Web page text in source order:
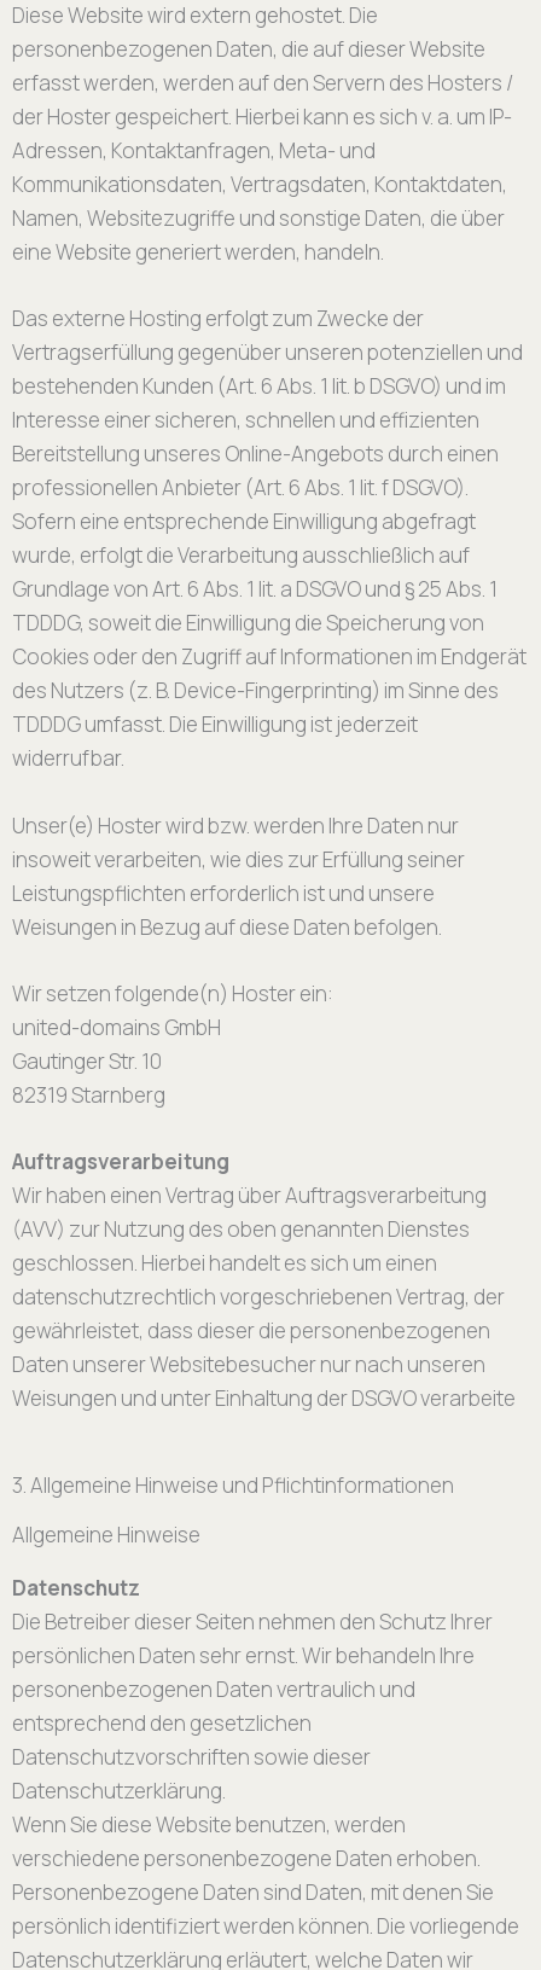
Diese Website wird extern gehostet. Die
personenbezogenen Daten, die auf dieser Website
erfasst werden, werden auf den Servern des Hosters /
der Hoster gespeichert. Hierbei kann es sich v. a. um IP-
Adressen, Kontaktanfragen, Meta- und
Kommunikationsdaten, Vertragsdaten, Kontaktdaten,
Namen, Websitezugriffe und sonstige Daten, die über
eine Website generiert werden, handeln.
Das externe Hosting erfolgt zum Zwecke der
Vertragserfüllung gegenüber unseren potenziellen und
bestehenden Kunden (Art. 6 Abs. 1 lit. b DSGVO) und im
Interesse einer sicheren, schnellen und effizienten
Bereitstellung unseres Online-Angebots durch einen
professionellen Anbieter (Art. 6 Abs. 1 lit. f DSGVO).
Sofern eine entsprechende Einwilligung abgefragt
wurde, erfolgt die Verarbeitung ausschließlich auf
Grundlage von Art. 6 Abs. 1 lit. a DSGVO und § 25 Abs. 1
TDDDG, soweit die Einwilligung die Speicherung von
Cookies oder den Zugriff auf Informationen im Endgerät
des Nutzers (z. B. Device-Fingerprinting) im Sinne des
TDDDG umfasst. Die Einwilligung ist jederzeit
widerrufbar.
Unser(e) Hoster wird bzw. werden Ihre Daten nur
insoweit verarbeiten, wie dies zur Erfüllung seiner
Leistungspflichten erforderlich ist und unsere
Weisungen in Bezug auf diese Daten befolgen.
Wir setzen folgende(n) Hoster ein:
united-domains GmbH
Gautinger Str. 10
82319 Starnberg
Auftragsverarbeitung
Wir haben einen Vertrag über Auftragsverarbeitung
(AVV) zur Nutzung des oben genannten Dienstes
geschlossen. Hierbei handelt es sich um einen
datenschutzrechtlich vorgeschriebenen Vertrag, der
gewährleistet, dass dieser die personenbezogenen
Daten unserer Websitebesucher nur nach unseren
Weisungen und unter Einhaltung der DSGVO verarbeite
3. Allgemeine Hinweise und Pflichtinformationen
Allgemeine Hinweise
Datenschutz
Die Betreiber dieser Seiten nehmen den Schutz Ihrer
persönlichen Daten sehr ernst. Wir behandeln Ihre
personenbezogenen Daten vertraulich und
entsprechend den gesetzlichen
Datenschutzvorschriften sowie dieser
Datenschutzerklärung.
Wenn Sie diese Website benutzen, werden
verschiedene personenbezogene Daten erhoben.
Personenbezogene Daten sind Daten, mit denen Sie
persönlich identifiziert werden können. Die vorliegende
Datenschutzerklärung erläutert, welche Daten wir